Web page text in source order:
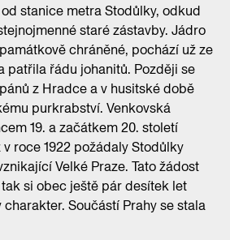
stanice metra Stodůlky, odkud
staré zástavby. Jádro
chráněné, pochází už ze
patřila řádu johanitů. Později se
z Hradce a v husitské době
purkrabství. Venkovská
19. a začátkem 20. století
roce 1922 požádaly Stodůlky
Velké Praze. Tato žádost
si obec ještě pár desítek let
Součástí Prahy se stala